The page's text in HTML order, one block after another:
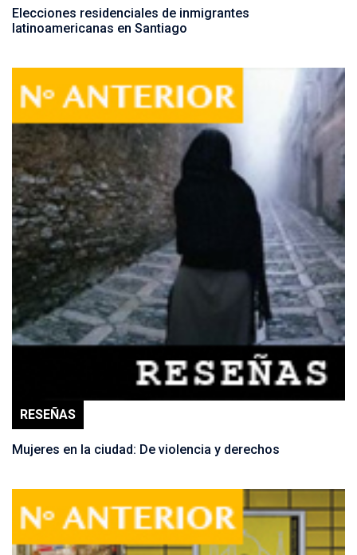
Elecciones residenciales de inmigrantes
latinoamericanas en Santiago
RESEÑAS
Mujeres en la ciudad: De violencia y derechos